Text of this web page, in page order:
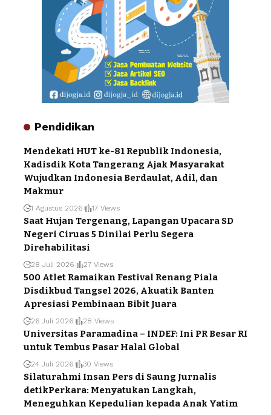
Pendidikan
Mendekati HUT ke-81 Republik Indonesia,
Kadisdik Kota Tangerang Ajak Masyarakat
Wujudkan Indonesia Berdaulat, Adil, dan
Makmur
1 Agustus 2026 17 Views
Saat Hujan Tergenang, Lapangan Upacara SD
Negeri Ciruas 5 Dinilai Perlu Segera
Direhabilitasi
28 Juli 2026 27 Views
500 Atlet Ramaikan Festival Renang Piala
Disdikbud Tangsel 2026, Akuatik Banten
Apresiasi Pembinaan Bibit Juara
26 Juli 2026 28 Views
Universitas Paramadina – INDEF: Ini PR Besar RI
untuk Tembus Pasar Halal Global
24 Juli 2026 30 Views
Silaturahmi Insan Pers di Saung Jurnalis
detikPerkara: Menyatukan Langkah,
Meneguhkan Kepedulian kepada Anak Yatim